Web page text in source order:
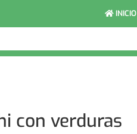
INICIO
con verduras